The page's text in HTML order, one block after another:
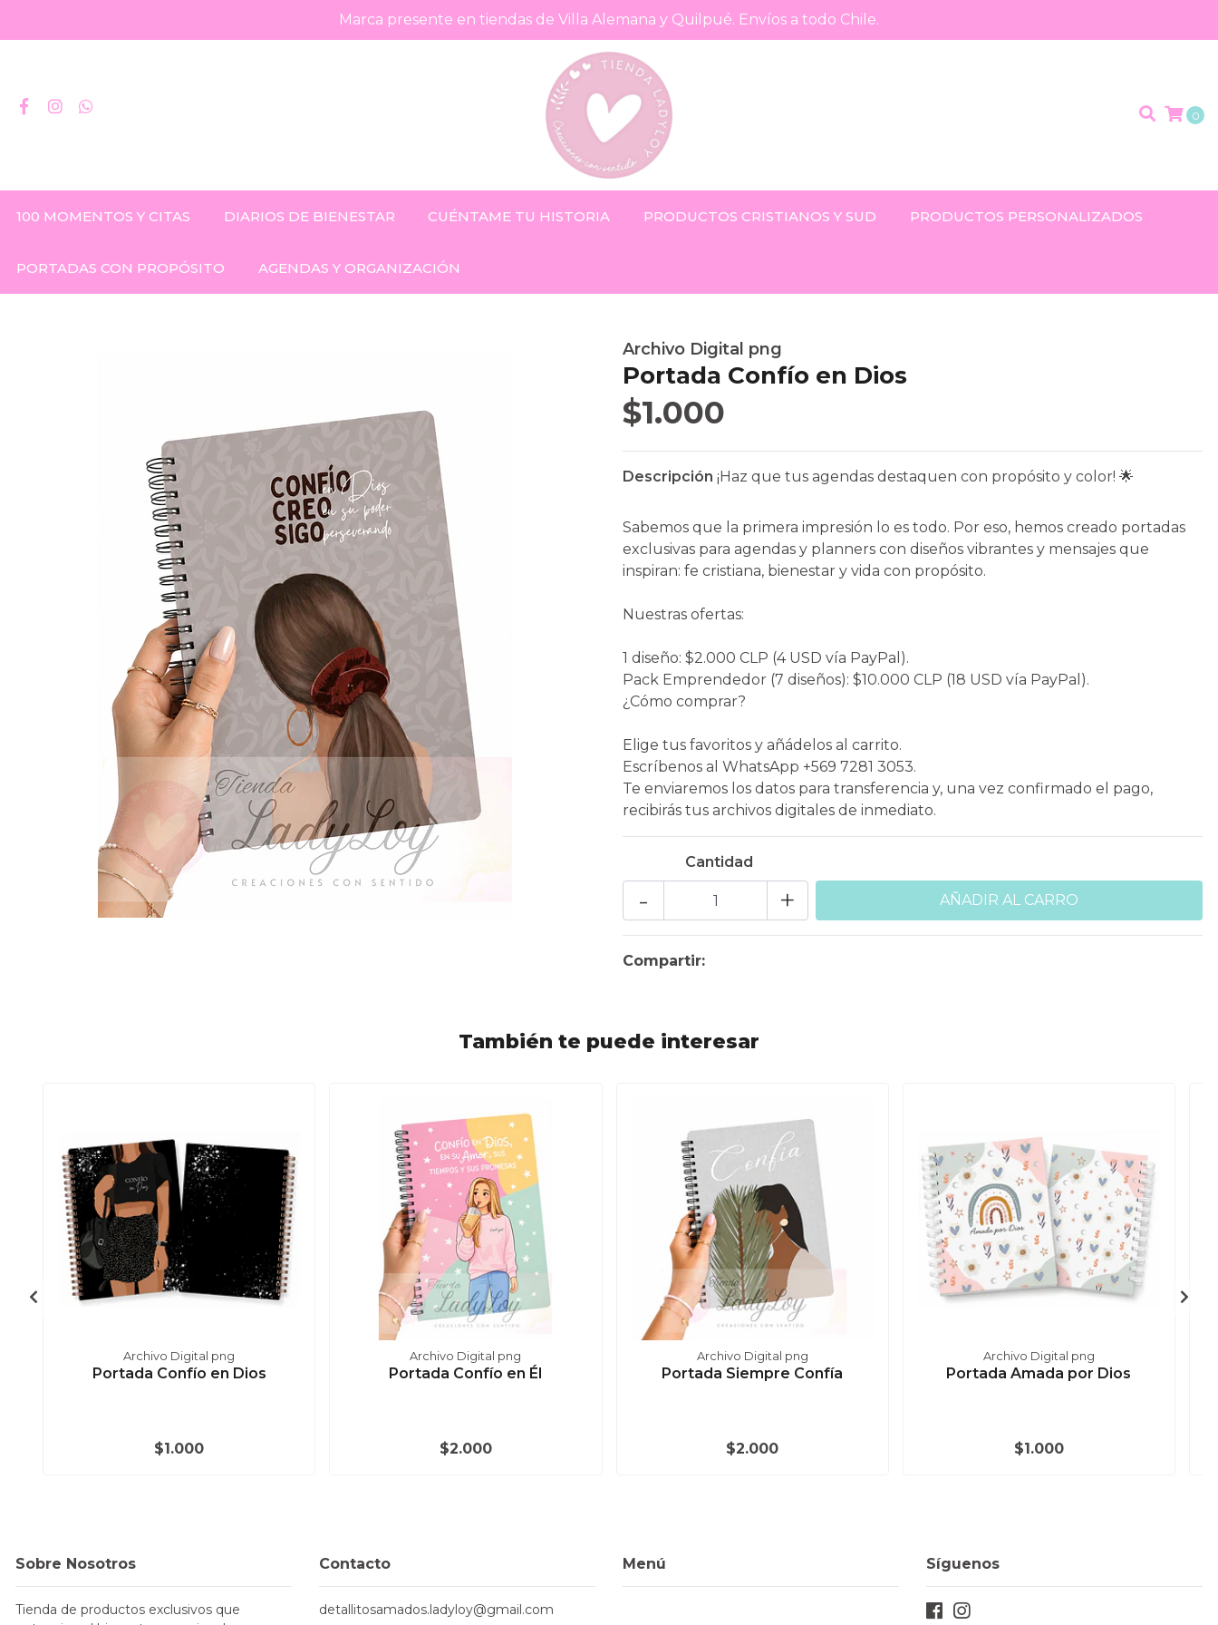
Marca presente en tiendas de Villa Alemana y Quilpué. Envíos a todo Chile.
0
100 MOMENTOS Y CITAS DIARIOS DE BIENESTAR CUÉNTAME TU HISTORIA PRODUCTOS CRISTIANOS Y SUD PRODUCTOS PERSONALIZADOS
PORTADAS CON PROPÓSITO AGENDAS Y ORGANIZACIÓN
Archivo Digital png
Portada Confío en Dios
$1.000
Descripción ¡Haz que tus agendas destaquen con propósito y color! 🌟
Sabemos que la primera impresión lo es todo. Por eso, hemos creado portadas
exclusivas para agendas y planners con diseños vibrantes y mensajes que
inspiran: fe cristiana, bienestar y vida con propósito.
Nuestras ofertas:
1 diseño: $2.000 CLP (4 USD vía PayPal).
Pack Emprendedor (7 diseños): $10.000 CLP (18 USD vía PayPal).
¿Cómo comprar?
Elige tus favoritos y añádelos al carrito.
Escríbenos al WhatsApp +569 7281 3053.
Te enviaremos los datos para transferencia y, una vez confirmado el pago,
recibirás tus archivos digitales de inmediato.
Cantidad
+
-
Compartir:
También te puede interesar
Archivo Digital png
Portada Confío en Dios
$1.000
Archivo Digital png
Portada Confío en Él
$2.000
Archivo Digital png
Portada Siempre Confía
$2.000
Archivo Digital png
Portada Amada por Dios
$1.000
Sobre Nosotros
Tienda de productos exclusivos que
Contacto
detallitosamados.ladyloy@gmail.com
Menú Síguenos